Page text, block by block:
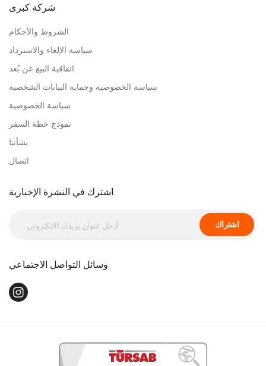
شركة كبرى
الشروط والأحكام
سياسة الإلغاء والاسترداد
اتفاقية البيع عن بُعد
سياسة الخصوصية وحماية البيانات الشخصية
سياسة الخصوصية
نموذج خطة السفر
بشأننا
اتصال
اشترك في النشرة الإخبارية
اشتراك
وسائل التواصل الاجتماعي